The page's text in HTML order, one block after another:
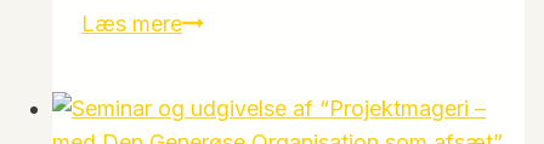
Læs mereOplæg
i